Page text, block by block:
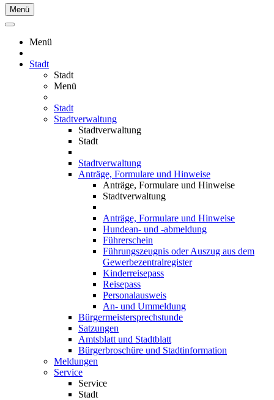
Menü
Menü
Stadt
Stadt
Menü
Stadt
Stadtverwaltung
Stadtverwaltung
Stadt
Stadtverwaltung
Anträge, Formulare und Hinweise
Anträge, Formulare und Hinweise
Stadtverwaltung
Anträge, Formulare und Hinweise
Hundean- und -abmeldung
Führerschein
Führungszeugnis oder Auszug aus dem
Gewerbezentralregister
Kinderreisepass
Reisepass
Personalausweis
An- und Ummeldung
Bürgermeistersprechstunde
Satzungen
Amtsblatt und Stadtblatt
Bürgerbroschüre und Stadtinformation
Meldungen
Service
Service
Stadt